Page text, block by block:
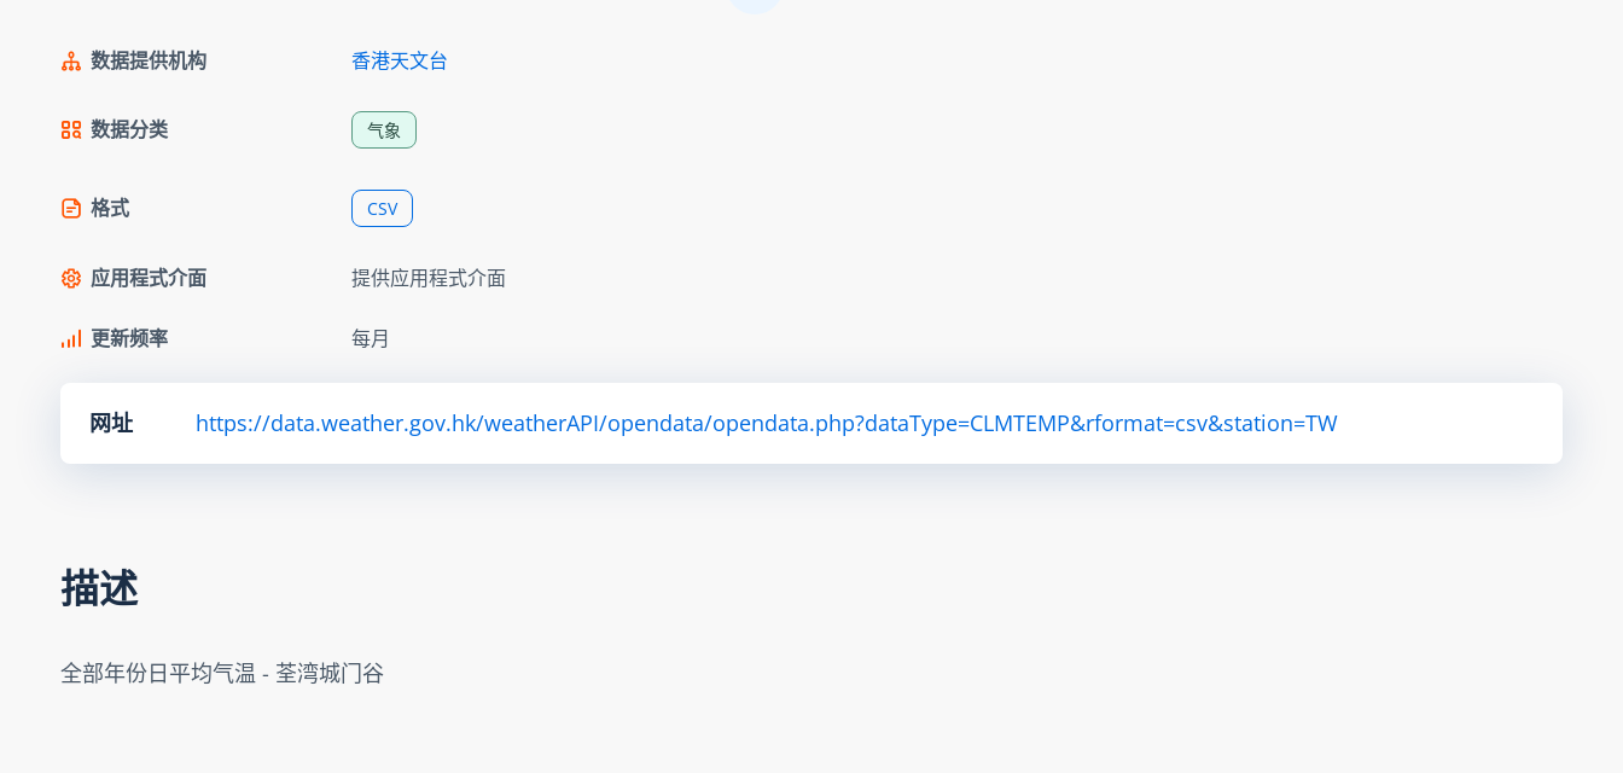
数据提供机构 香港天文台
数据分类 气象
格式 CSV
应用程式介面 提供应用程式介面
更新频率 每月
网址 https://data.weather.gov.hk/weatherAPI/opendata/opendata.php?dataType=CLMTEMP&rformat=csv&station=TW
描述
全部年份日平均气温 - 荃湾城门谷